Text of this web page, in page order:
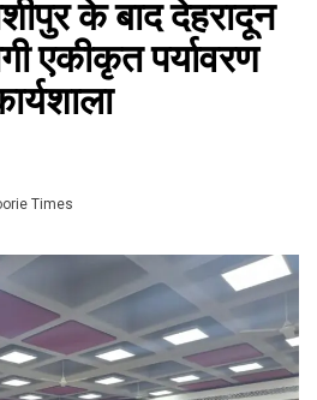
के बाद देहरादून
एकीकृत पर्यावरण
Times